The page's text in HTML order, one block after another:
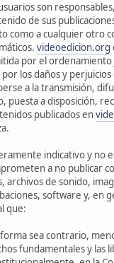
son
de sus
como a cualquier otro
videoedicion.org
por el
los daños y
a la transmisión,
puesta a disposición,
publicados en
indicativo y no
a no publicar
archivos de sonido,
software y, en
que:
sea contrario,
fundamentales y las